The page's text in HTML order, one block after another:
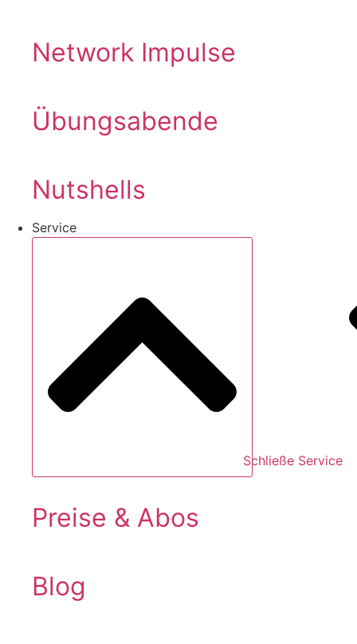
Network Impulse
Übungsabende
Nutshells
Service
Schließe Service
Preise & Abos
Blog